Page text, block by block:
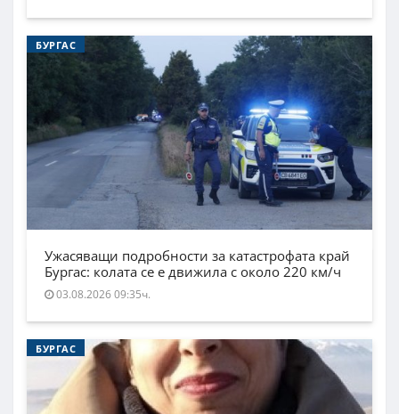
БУРГАС
Ужасяващи подробности за катастрофата край
Бургас: колата се е движила с около 220 км/ч
03.08.2026 09:35ч.
БУРГАС